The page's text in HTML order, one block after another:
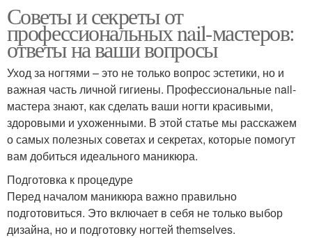
Советы и секреты от
профессиональных nail-мастеров:
ответы на ваши вопросы
Уход за ногтями – это не только вопрос эстетики, но и
важная часть личной гигиены. Профессиональные nail-
мастера знают, как сделать ваши ногти красивыми,
здоровыми и ухоженными. В этой статье мы расскажем
о самых полезных советах и секретах, которые помогут
вам добиться идеального маникюра.
Подготовка к процедуре
Перед началом маникюра важно правильно
подготовиться. Это включает в себя не только выбор
дизайна, но и подготовку ногтей themselves.